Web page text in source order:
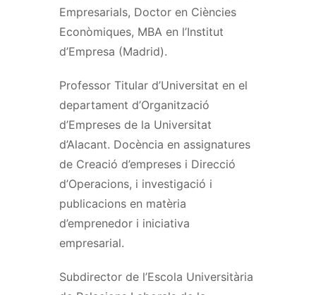
Empresarials, Doctor en Ciències
Econòmiques, MBA en l’Institut
d’Empresa (Madrid).
Professor Titular d’Universitat en el
departament d’Organització
d’Empreses de la Universitat
d’Alacant. Docència en assignatures
de Creació d’empreses i Direcció
d’Operacions, i investigació i
publicacions en matèria
d’emprenedor i iniciativa
empresarial.
Subdirector de l’Escola Universitària